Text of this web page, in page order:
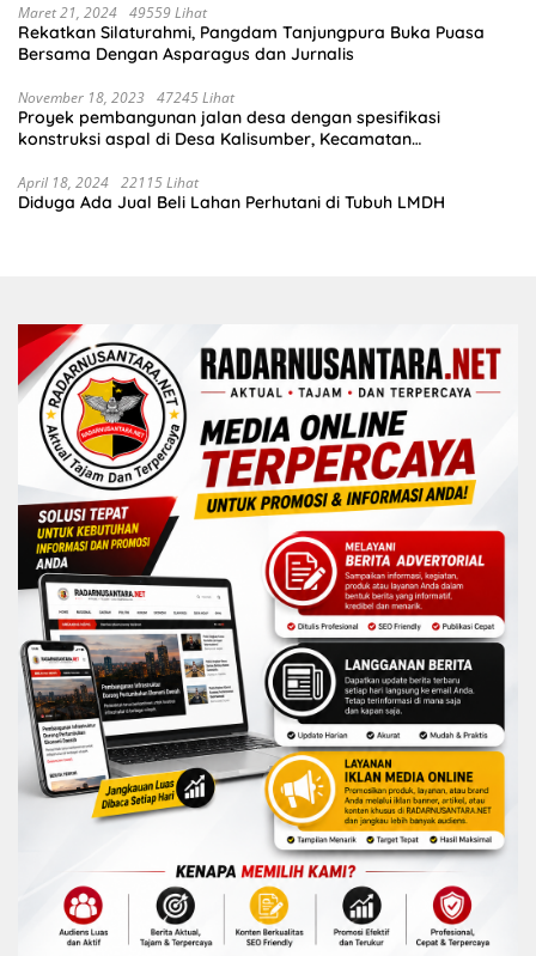
Maret 21, 2024 49559 Lihat
Rekatkan Silaturahmi, Pangdam Tanjungpura Buka Puasa
Bersama Dengan Asparagus dan Jurnalis
November 18, 2023 47245 Lihat
Proyek pembangunan jalan desa dengan spesifikasi
konstruksi aspal di Desa Kalisumber, Kecamatan
sudah selesai di tahun 2023
April 18, 2024 22115 Lihat
Diduga Ada Jual Beli Lahan Perhutani di Tubuh LMDH